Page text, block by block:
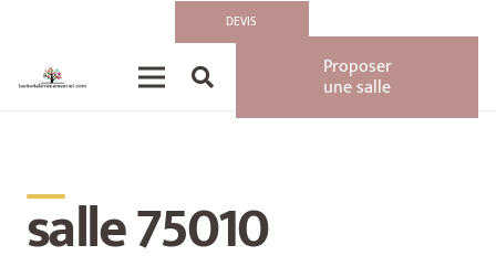
DEVIS
Proposer
une salle
__
salle 75010